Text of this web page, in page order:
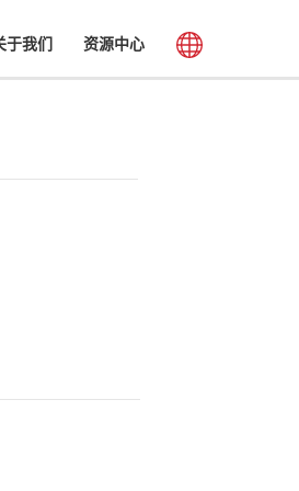
于我们 资源中心